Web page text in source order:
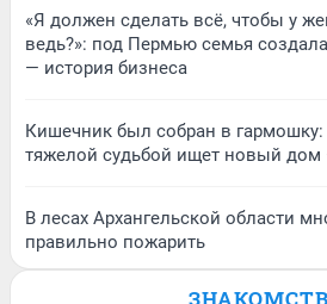
«Я должен сделать всё, чтобы у
ведь?»: под Пермью семья
— история бизнеса
Кишечник был собран в
тяжелой судьбой ищет новый дом
В лесах Архангельской области
правильно пожарить